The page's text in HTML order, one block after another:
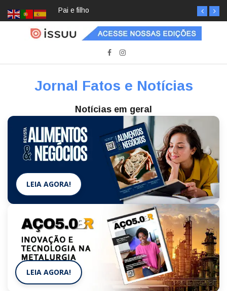
Pai e filho
Jornal Fatos e Notícias
Notícias em geral
LEIA AGORA!
LEIA AGORA!